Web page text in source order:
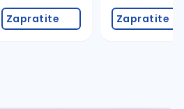
Zapratite Zapratite